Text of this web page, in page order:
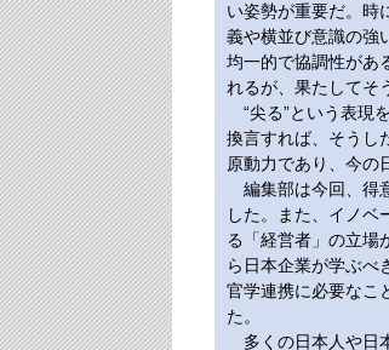
い姿勢が重要だ。時
義や横並び意識の強
均一的で協調性があ
れるが、果たしてそ
“尖る”という表現
換言すれば、そうし
原動力であり、今の
編集部は今回、得
した。また、イノベ
る「経営者」の立場
ら日本企業が学ぶべ
官学連携に必要なこ
た。
多くの日本人や日